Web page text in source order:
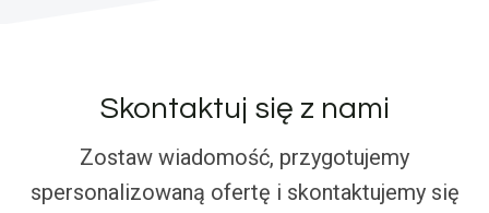
Skontaktuj się z nami
Zostaw wiadomość, przygotujemy
spersonalizowaną ofertę i skontaktujemy się